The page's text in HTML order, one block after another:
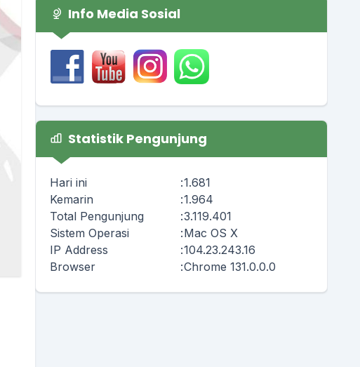
Info Media Sosial
Statistik Pengunjung
Hari ini :1.681
Kemarin
:1.964
Total Pengunjung
:3.119.401
Sistem Operasi
:Mac OS X
IP Address
:104.23.243.16
Browser
:Chrome 131.0.0.0